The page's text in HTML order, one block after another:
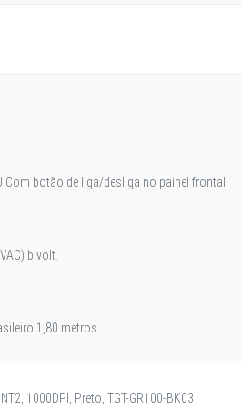
Com botão de liga/desliga no painel frontal
bivolt.
1,80 metros
1000DPI, Preto, TGT-GR100-BK03